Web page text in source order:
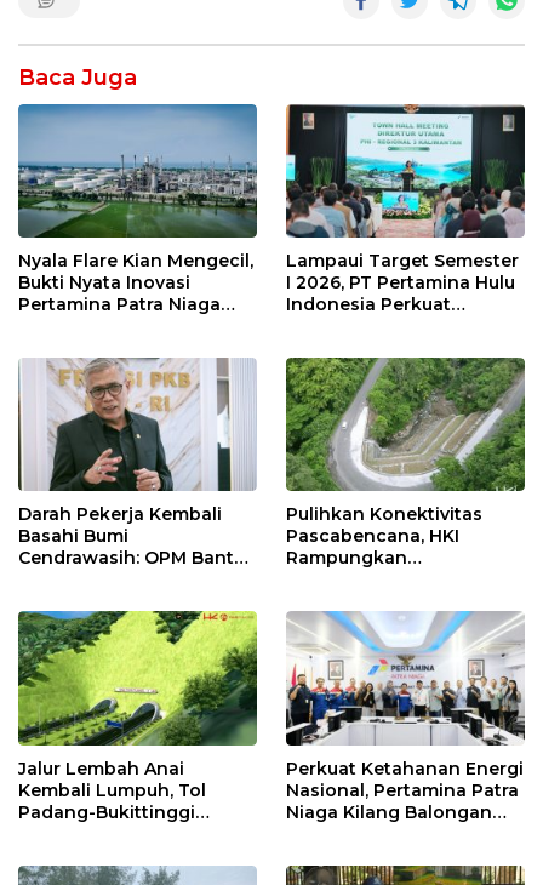
Baca Juga
Nyala Flare Kian Mengecil,
Bukti Nyata Inovasi
Pertamina Patra Niaga
Lampaui Target Semester
I 2026, PT Pertamina Hulu
Indonesia Perkuat
Keselamatan Kerja
Darah Pekerja Kembali
Basahi Bumi
Cendrawasih: OPM Bantai
Pulihkan Konektivitas
Pascabencana, HKI
Rampungkan
Jalur Lembah Anai
Kembali Lumpuh, Tol
Padang-Bukittinggi
Perkuat Ketahanan Energi
Nasional, Pertamina Patra
Niaga Kilang Balongan